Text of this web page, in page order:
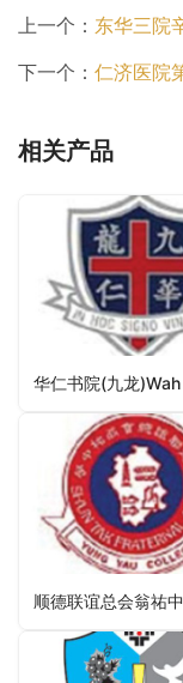
上一个： 东华三院辛亥
下一个： 仁济医院第二
相关产品